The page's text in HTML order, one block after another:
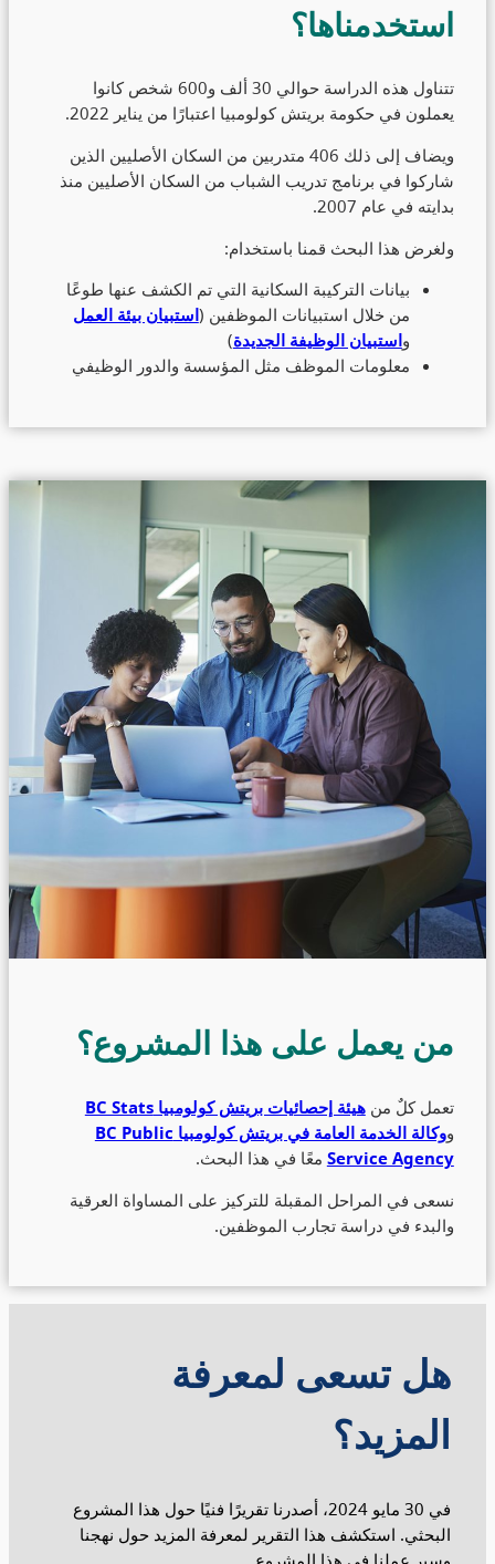
استخدمناها؟
تتناول هذه الدراسة حوالي 30 ألف و600 شخص كانوا
يعملون في حكومة بريتش كولومبيا اعتبارًا من يناير 2022.
ويضاف إلى ذلك 406 متدربين من السكان الأصليين الذين
شاركوا في برنامج تدريب الشباب من السكان الأصليين منذ
بدايته في عام 2007.
ولغرض هذا البحث قمنا باستخدام:
بيانات التركيبة السكانية التي تم الكشف عنها طوعًا
من خلال استبيانات الموظفين (استبيان بيئة العمل
واستبيان الوظيفة الجديدة)
معلومات الموظف مثل المؤسسة والدور الوظيفي
من يعمل على هذا المشروع؟
تعمل كلٌ منهيئة إحصائيات بريتش كولومبيا BC Stats
و
وكالة الخدمة العامة في بريتش كولومبيا BC Public
Service Agency معًا في هذا البحث.
نسعى في المراحل المقبلة للتركيز على المساواة العرقية
والبدء في دراسة تجارب الموظفين.
هل تسعى لمعرفة
المزيد؟
في 30 مايو 2024، أصدرنا تقريرًا فنيًا حول هذا المشروع
البحثي. استكشف هذا التقرير لمعرفة المزيد حول نهجنا